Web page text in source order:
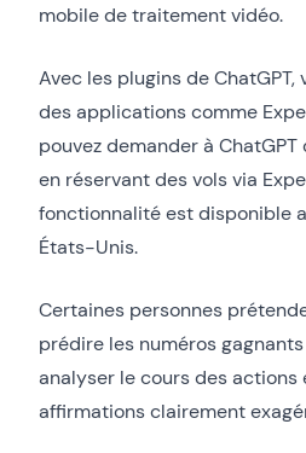
mobile de traitement vidéo.
Avec les plugins de
des applications comme
pouvez demander à ChatGPT
en réservant des vols via
fonctionnalité est disponible
États-Unis.
Certaines personnes
prédire les numéros
analyser le cours des actions
affirmations clairement